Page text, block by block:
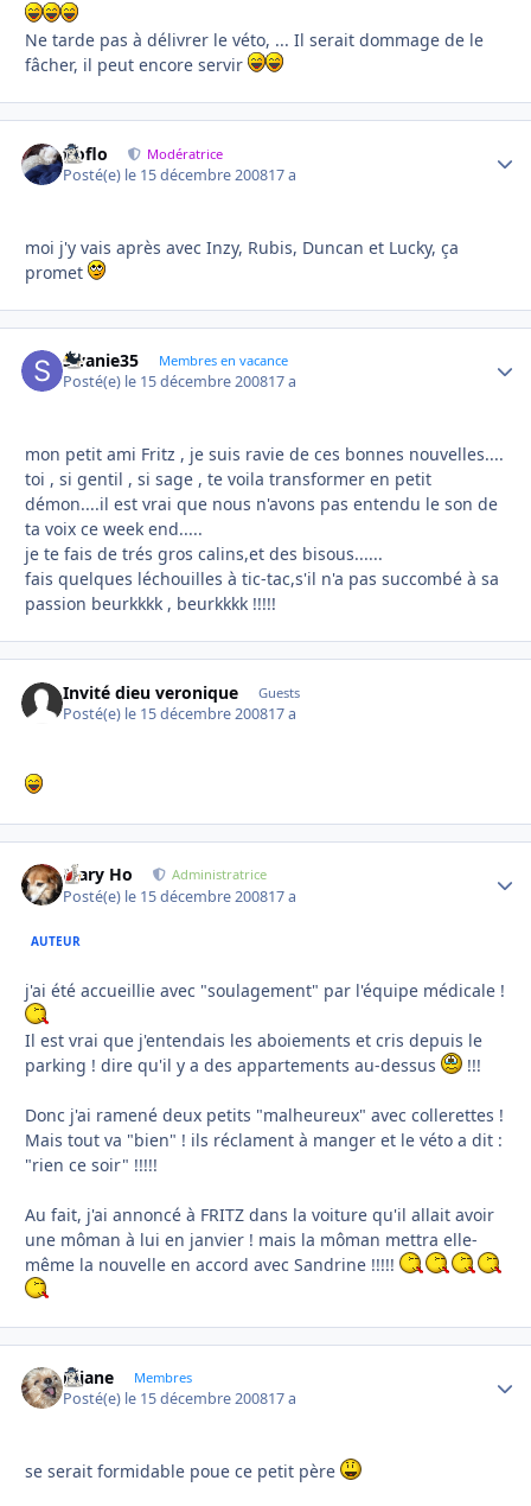
Ne tarde pas à délivrer le véto, ... Il serait dommage de le
fâcher, il peut encore servir
floflo Modératrice
Posté(e) le 15 décembre 200817 a
moi j'y vais après avec Inzy, Rubis, Duncan et Lucky, ça
promet
swanie35 Membres en vacance
Posté(e) le 15 décembre 200817 a
mon petit ami Fritz , je suis ravie de ces bonnes nouvelles....
toi , si gentil , si sage , te voila transformer en petit
démon....il est vrai que nous n'avons pas entendu le son de
ta voix ce week end.....
je te fais de trés gros calins,et des bisous......
fais quelques léchouilles à tic-tac,s'il n'a pas succombé à sa
passion beurkkkk , beurkkkk !!!!!
Invité dieu veronique Guests
Posté(e) le 15 décembre 200817 a
Mary Ho Administratrice
Posté(e) le 15 décembre 200817 a
AUTEUR
j'ai été accueillie avec "soulagement" par l'équipe médicale !
Il est vrai que j'entendais les aboiements et cris depuis le
parking ! dire qu'il y a des appartements au-dessus
!!!
Donc j'ai ramené deux petits "malheureux" avec collerettes !
Mais tout va "bien" ! ils réclament à manger et le véto a dit :
"rien ce soir" !!!!!
Au fait, j'ai annoncé à FRITZ dans la voiture qu'il allait avoir
une môman à lui en janvier ! mais la môman mettra elle-
même la nouvelle en accord avec Sandrine !!!!!
réjane Membres
Posté(e) le 15 décembre 200817 a
se serait formidable poue ce petit père